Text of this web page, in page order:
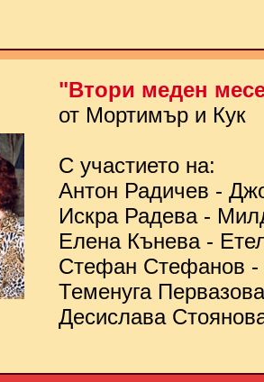
"Втори меден
от Мортимър и Кук
С участието на:
Антон Радичев -
Искра Радева -
Елена Кънева -
Стефан Стефанов
Теменуга
Десислава